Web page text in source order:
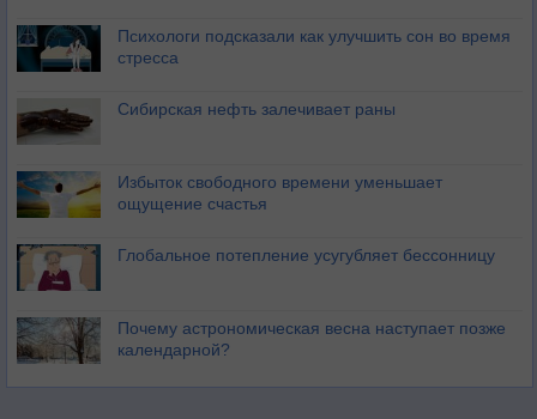
Психологи подсказали как улучшить сон во время
стресса
Сибирская нефть залечивает раны
Избыток свободного времени уменьшает
ощущение счастья
Глобальное потепление усугубляет бессонницу
Почему астрономическая весна наступает позже
календарной?